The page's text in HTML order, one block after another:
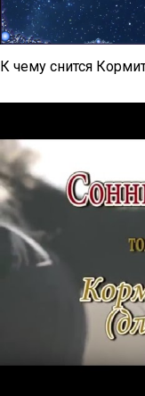
К чему снится